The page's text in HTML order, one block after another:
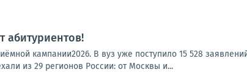
абитуриентов!
кампании2026. В вуз уже поступило 15 528
из 29 регионов России: от Москвы и...